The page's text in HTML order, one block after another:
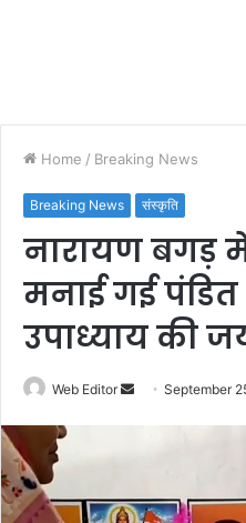
Home / Breaking News
Breaking News संस्कृति
नारायण बगड़
मनाई गई
उपाध्याय की
Web Editor
a
September